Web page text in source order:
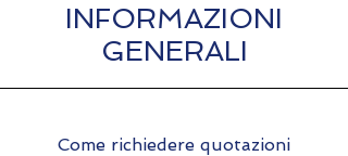
INFORMAZIONI
GENERALI
Come richiedere quotazioni